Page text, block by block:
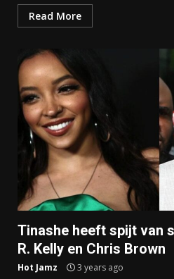
Read More
Tinashe heeft spijt van
R. Kelly en Chris Brown
Hot Jamz 3 years ago